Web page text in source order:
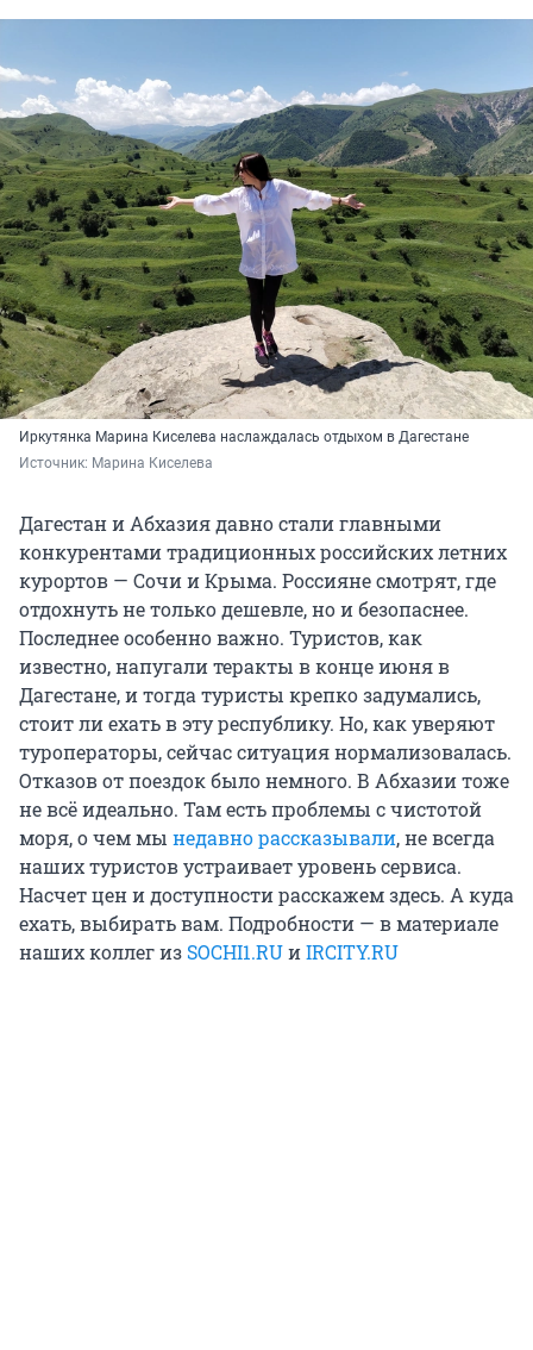
Иркутянка Марина Киселева наслаждалась отдыхом в Дагестане
Источник: Марина Киселева
Дагестан и Абхазия давно стали главными
конкурентами традиционных российских летних
курортов — Сочи и Крыма. Россияне смотрят, где
отдохнуть не только дешевле, но и безопаснее.
Последнее особенно важно. Туристов, как
известно, напугали теракты в конце июня в
Дагестане, и тогда туристы крепко задумались,
стоит ли ехать в эту республику. Но, как уверяют
туроператоры, сейчас ситуация нормализовалась.
Отказов от поездок было немного. В Абхазии тоже
не всё идеально. Там есть проблемы с чистотой
моря, о чем мы недавно рассказывали, не всегда
наших туристов устраивает уровень сервиса.
Насчет цен и доступности расскажем здесь. А куда
ехать, выбирать вам. Подробности — в материале
наших коллег из SOCHI1.RUиIRCITY.RU